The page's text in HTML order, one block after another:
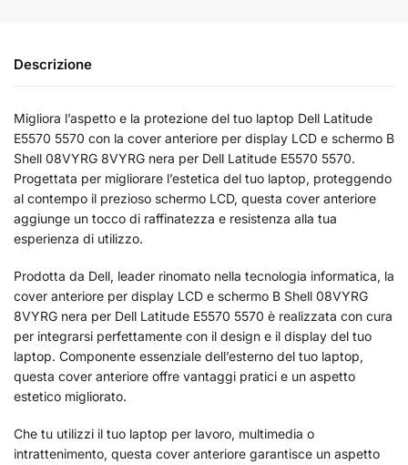
Descrizione
Migliora l’aspetto e la protezione del tuo laptop Dell Latitude
E5570 5570 con la cover anteriore per display LCD e schermo B
Shell 08VYRG 8VYRG nera per Dell Latitude E5570 5570.
Progettata per migliorare l’estetica del tuo laptop, proteggendo
al contempo il prezioso schermo LCD, questa cover anteriore
aggiunge un tocco di raffinatezza e resistenza alla tua
esperienza di utilizzo.
Prodotta da Dell, leader rinomato nella tecnologia informatica, la
cover anteriore per display LCD e schermo B Shell 08VYRG
8VYRG nera per Dell Latitude E5570 5570 è realizzata con cura
per integrarsi perfettamente con il design e il display del tuo
laptop. Componente essenziale dell’esterno del tuo laptop,
questa cover anteriore offre vantaggi pratici e un aspetto
estetico migliorato.
Che tu utilizzi il tuo laptop per lavoro, multimedia o
intrattenimento, questa cover anteriore garantisce un aspetto